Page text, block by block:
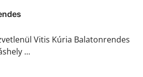
Vitis Kúria Balatonrendes
...